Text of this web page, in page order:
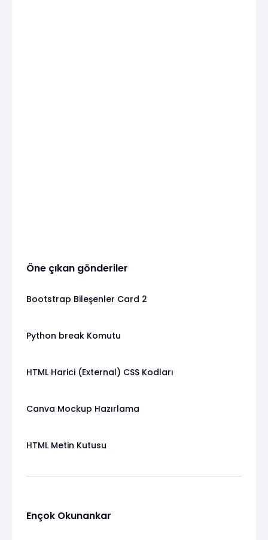
Öne çıkan gönderiler
Bootstrap Bileşenler Card 2
Python break Komutu
HTML Harici (External) CSS Kodları
Canva Mockup Hazırlama
HTML Metin Kutusu
Ençok Okunankar